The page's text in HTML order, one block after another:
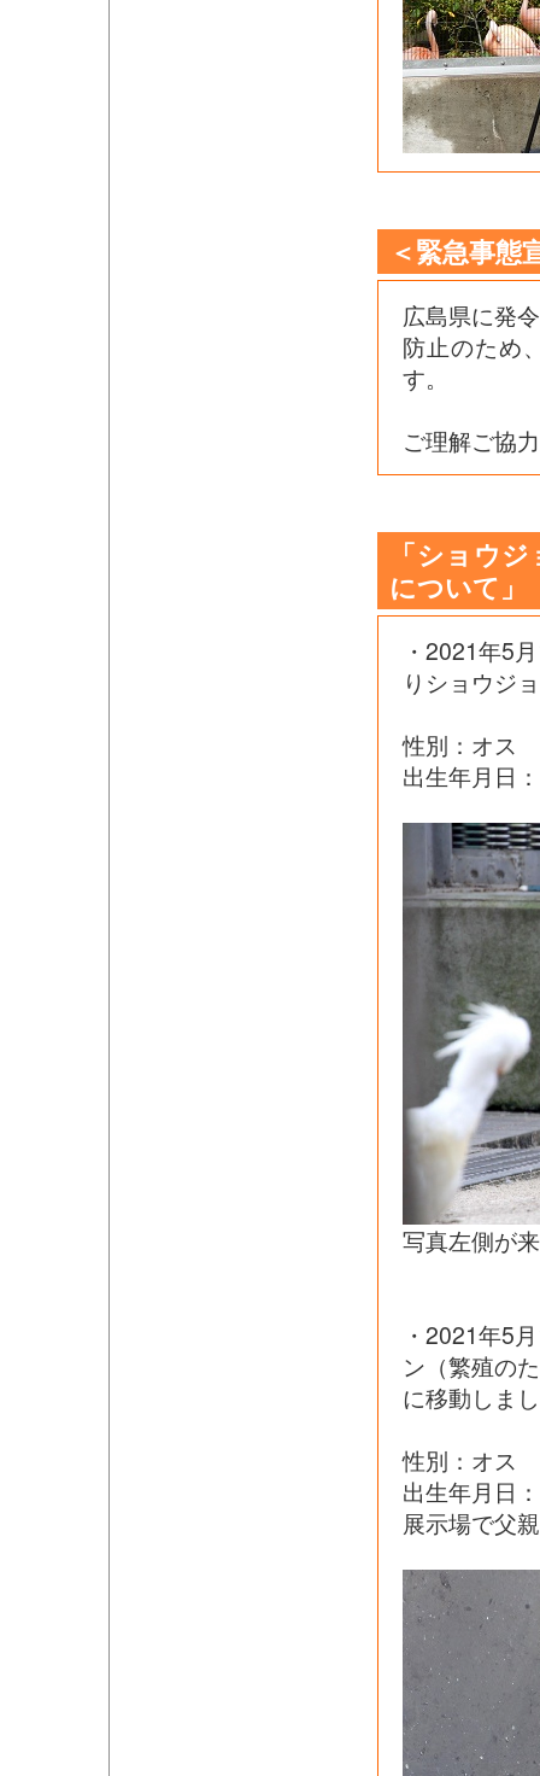
＜緊急事態
広島県に発
防止のため
す。
ご理解ご協
「ショウ
について」
・2021年5
りショウジ
性別：オス
出生年月日
写真左側が
・2021年5
ン（繁殖の
に移動しま
性別：オス
出生年月日
展示場で父